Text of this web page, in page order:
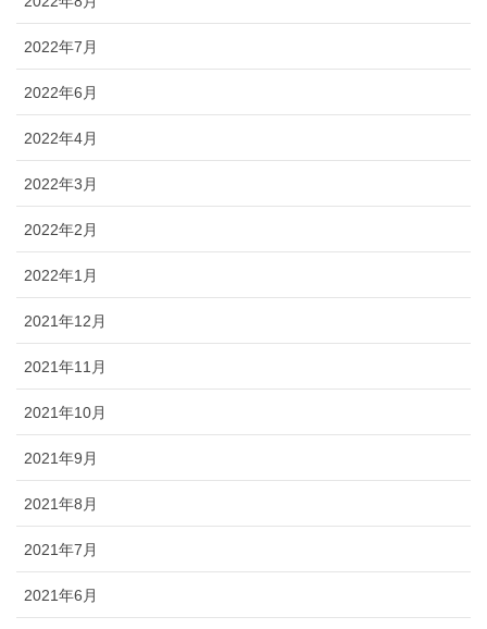
2022年7月
2022年6月
2022年4月
2022年3月
2022年2月
2022年1月
2021年12月
2021年11月
2021年10月
2021年9月
2021年8月
2021年7月
2021年6月